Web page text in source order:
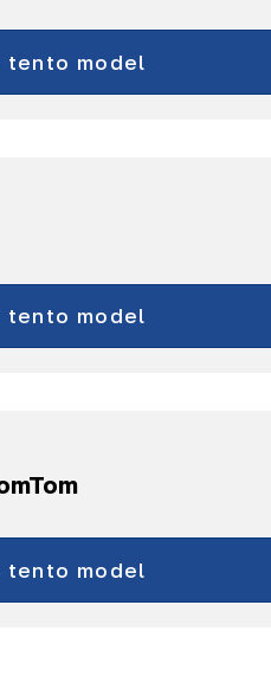
Compass
Renegade
a ďalšie...
tento model
Compass
a ďalšie...
tento model
Renegade
Compass
a ďalšie...
tento model